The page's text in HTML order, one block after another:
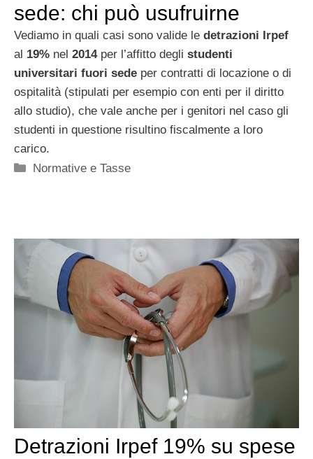
sede: chi può usufruirne
Vediamo in quali casi sono valide le detrazioni Irpef
al 19% nel 2014per l’affitto degli studenti
universitari fuori sede per contratti di locazione o di
ospitalità (stipulati per esempio con enti per il diritto
allo studio), che vale anche per i genitori nel caso gli
studenti in questione risultino fiscalmente a loro
carico.
Categorie
Normative e Tasse
Detrazioni Irpef 19% su spese